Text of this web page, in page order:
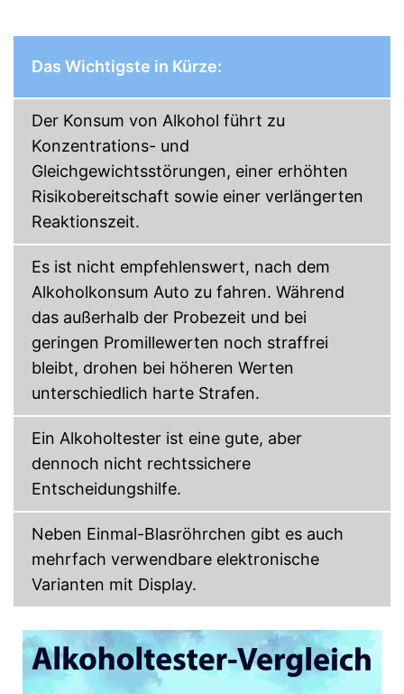
Das Wichtigste in Kürze:
Der Konsum von Alkohol führt zu
Konzentrations- und
Gleichgewichtsstörungen, einer erhöhten
Risikobereitschaft sowie einer verlängerten
Reaktionszeit.
Es ist nicht empfehlenswert, nach dem
Alkoholkonsum Auto zu fahren. Während
das außerhalb der Probezeit und bei
geringen Promillewerten noch straffrei
bleibt, drohen bei höheren Werten
unterschiedlich harte Strafen.
Ein Alkoholtester ist eine gute, aber
dennoch nicht rechtssichere
Entscheidungshilfe.
Neben Einmal-Blasröhrchen gibt es auch
mehrfach verwendbare elektronische
Varianten mit Display.